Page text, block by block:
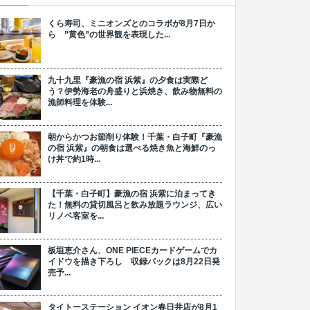
くら寿司、ミニオンズとのコラボが8月7日か
ら ”黄色”の世界観を表現した...
九十九里『豪漁の宿 浜紫』の夕食は実際ど
う？伊勢海老の舟盛りと浜焼き、飲み物無料の
漁師料理を体験...
朝からかつお節削り体験！千葉・白子町『豪漁
の宿 浜紫』の朝食は選べる焼き魚と海鮮のっ
け丼で約1時...
【千葉・白子町】豪漁の宿 浜紫に泊まってき
た！無料の貸切風呂と飲み放題ラウンジ、広い
リノベ客室を...
板垣恵介さん、ONE PIECEカードゲームでカ
イドウを描き下ろし 収録パックは8月22日発
売予...
タイトーステーション イオン春日井店が8月1